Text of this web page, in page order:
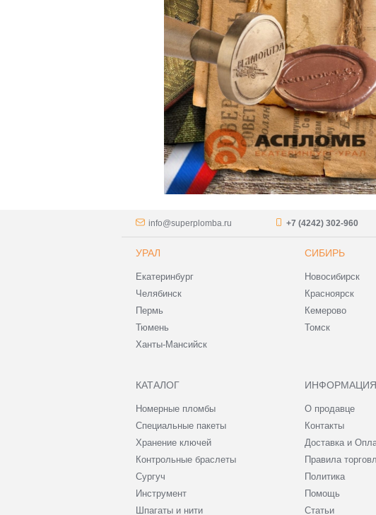
info@superplomba.ru +7 (4242) 302-960
УРАЛ
Екатеринбург
Челябинск
Пермь
Тюмень
Ханты-Мансийск
СИБИРЬ
Новосибирск
Красноярск
Кемерово
Томск
КАТАЛОГ
Номерные пломбы
Специальные пакеты
Хранение ключей
Контрольные браслеты
Сургуч
Инструмент
Шпагаты и нити
ИНФОРМАЦИЯ
О продавце
Контакты
Доставка и
Правила
Политика
Помощь
Статьи